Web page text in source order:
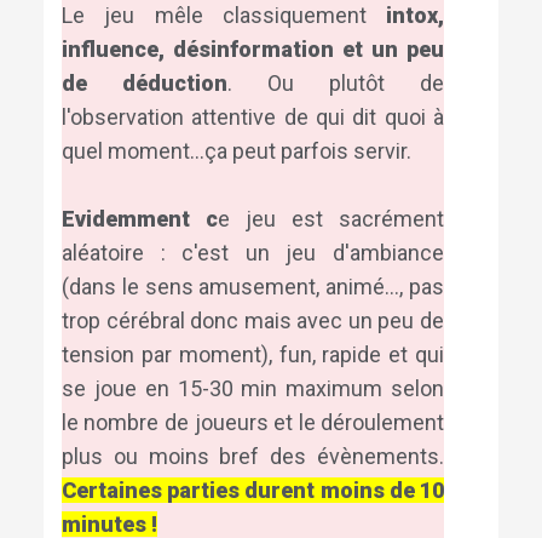
Le jeu mêle classiquement intox,
influence, désinformation et un peu
de déduction. Ou plutôt de
l'observation attentive de qui dit quoi à
quel moment...ça peut parfois servir.
Evidemment ce jeu est sacrément
aléatoire : c'est un jeu d'ambiance
(dans le sens amusement, animé..., pas
trop cérébral donc mais avec un peu de
tension par moment), fun, rapide et qui
se joue en 15-30 min maximum selon
le nombre de joueurs et le déroulement
plus ou moins bref des évènements.
Certaines parties durent moins de 10
minutes !